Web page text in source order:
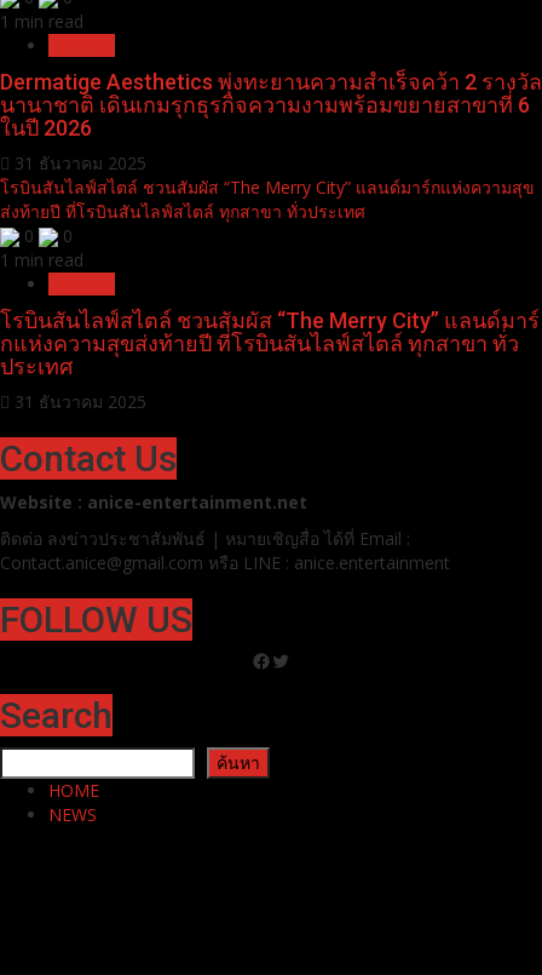
DFJ Entertainment ประกาศ Debut วง “COMPASS” 13
เข็มทิศ ที่จะมารัน T-POP ไทยสู่ระดับโลก
18 กุมภาพันธ์ 2026
Dermatige Aesthetics พุ่งทะยานความสำเร็จคว้า 2 รางวัลนานาชาติ เดิน
เกมรุกธุรกิจความงามพร้อมขยายสาขาที่ 6 ในปี 2026
0
1 min read
Pr News
Dermatige Aesthetics พุ่งทะยานความสำเร็จคว้า 2 รางวัล
นานาชาติ เดินเกมรุกธุรกิจความงามพร้อมขยายสาขาที่ 6
ในปี 2026
31 ธันวาคม 2025
โรบินสันไลฟ์สไตล์ ชวนสัมผัส “The Merry City” แลนด์มาร์กแห่งความสุข
ส่งท้ายปี ที่โรบินสันไลฟ์สไตล์ ทุกสาขา ทั่วประเทศ
0
Pr News
โรบินสันไลฟ์สไตล์ ชวนสัมผัส “The Merry City” แลนด์มาร์
กแห่งความสุขส่งท้ายปี ที่โรบินสันไลฟ์สไตล์ ทุกสาขา ทั่ว
31 ธันวาคม 2025
Contact Us
Website : anice-entertainment.net
ติดต่อ ลงข่าวประชาสัมพันธ์ | หมายเชิญสื่อ ได้ที่
Contact.anice@gmail.com หรือ LINE : anice.entertainment
FOLLOW US